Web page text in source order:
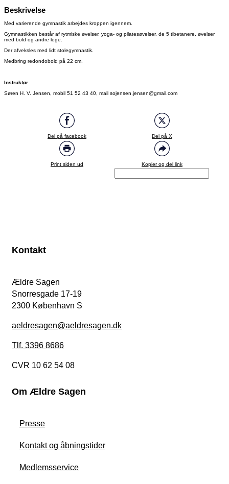
Beskrivelse
Med varierende gymnastik arbejdes kroppen igennem.
Gymnastikken består af rytmiske øvelser, yoga- og pilatesøvelser, de 5 tibetanere, øvelser
med bold og andre lege.
Der afveksles med lidt stolegymnastik.
Medbring redondobold på 22 cm.
Instruktør
Søren H. V. Jensen, mobil 51 52 43 40, mail sojensen.jensen@gmail.com
Del på facebook Del på X
Print siden ud Kopier og del link
Kontakt
Ældre Sagen
Snorresgade 17-19
2300 København S
aeldresagen@aeldresagen.dk
Tlf. 3396 8686
CVR 10 62 54 08
Om Ældre Sagen
Presse
Kontakt og åbningstider
Medlemsservice